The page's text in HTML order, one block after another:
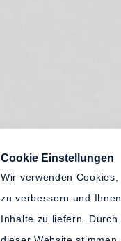
Cookie Einstellungen
Wir verwenden
zu verbessern und
Inhalte zu liefern. Durch